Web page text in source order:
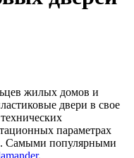
жилых домов и
двери в свое
параметрах
Самыми популярными
.